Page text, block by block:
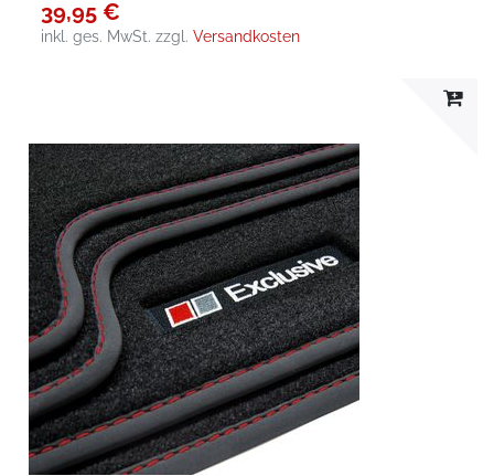
39,95 €
inkl. ges. MwSt. zzgl.Versandkosten